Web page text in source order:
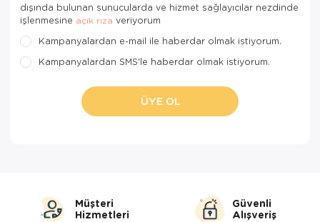
dışında bulunan sunucularda ve hizmet sağlayıcılar nezdinde
işlenmesine açık rıza veriyorum
Kampanyalardan e-mail ile haberdar olmak istiyorum.
Kampanyalardan SMS'le haberdar olmak istiyorum.
ÜYE OL
Müşteri
Hizmetleri
Güvenli
Alışveriş